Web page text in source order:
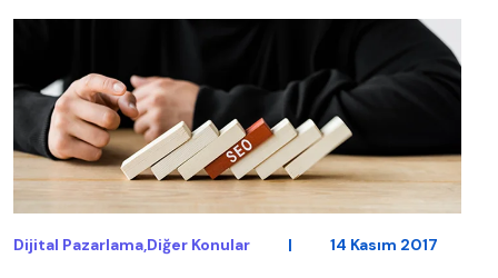
Dijital Pazarlama,Diğer Konular | 14 Kasım 2017